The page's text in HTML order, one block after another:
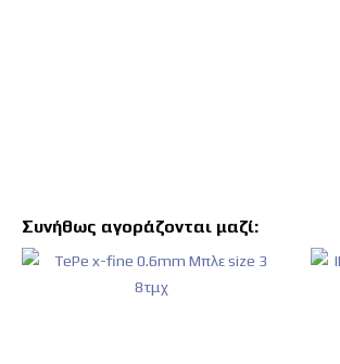
Συνήθως αγοράζονται μαζί: